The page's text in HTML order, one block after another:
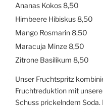
Ananas Kokos 8,50
Himbeere Hibiskus 8,50
Mango Rosmarin 8,50
Maracuja Minze 8,50
Zitrone Basilikum 8,50
Unser Fruchtspritz
Fruchtreduktion mit
Schuss prickelndem